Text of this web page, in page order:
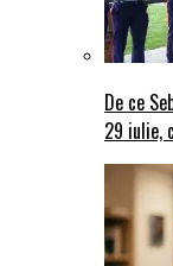
De ce
29 iulie,